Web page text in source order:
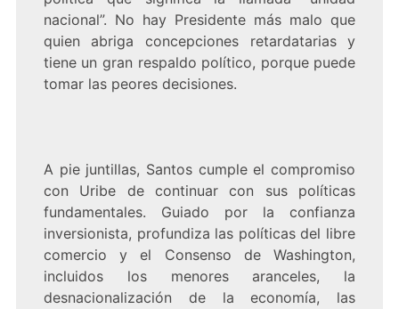
nacional”. No hay Presidente más malo que
quien abriga concepciones retardatarias y
tiene un gran respaldo político, porque puede
tomar las peores decisiones.
A pie juntillas, Santos cumple el compromiso
con Uribe de continuar con sus políticas
fundamentales. Guiado por la confianza
inversionista, profundiza las políticas del libre
comercio y el Consenso de Washington,
incluidos los menores aranceles, la
desnacionalización de la economía, las